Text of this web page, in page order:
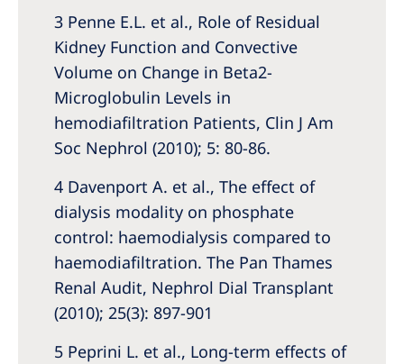
3 Penne E.L. et al., Role of Residual
Kidney Function and Convective
Volume on Change in Beta2-
Microglobulin Levels in
hemodiafiltration Patients, Clin J Am
Soc Nephrol (2010); 5: 80-86.
4 Davenport A. et al., The effect of
dialysis modality on phosphate
control: haemodialysis compared to
haemodiafiltration. The Pan Thames
Renal Audit, Nephrol Dial Transplant
(2010); 25(3): 897-901
5 Peprini L. et al., Long-term effects of